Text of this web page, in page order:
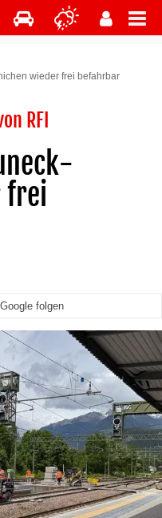
wieder frei befahrbar
RFI
frei
folgen